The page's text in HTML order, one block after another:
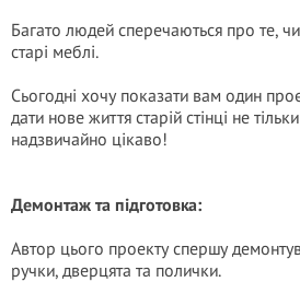
Багато людей сперечаються про те,
старі меблі.
Сьогодні хочу показати вам один
дати нове життя старій стінці не
надзвичайно цікаво!
Демонтаж та підготовка:
Автор цього проекту спершу
ручки, дверцята та полички.